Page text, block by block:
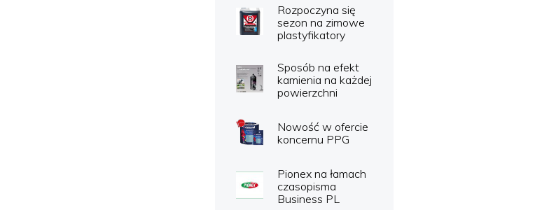
Rozpoczyna się
sezon na zimowe
plastyfikatory
Sposób na efekt
kamienia na każdej
powierzchni
Nowość w ofercie
koncernu PPG
Pionex na łamach
czasopisma
Business PL